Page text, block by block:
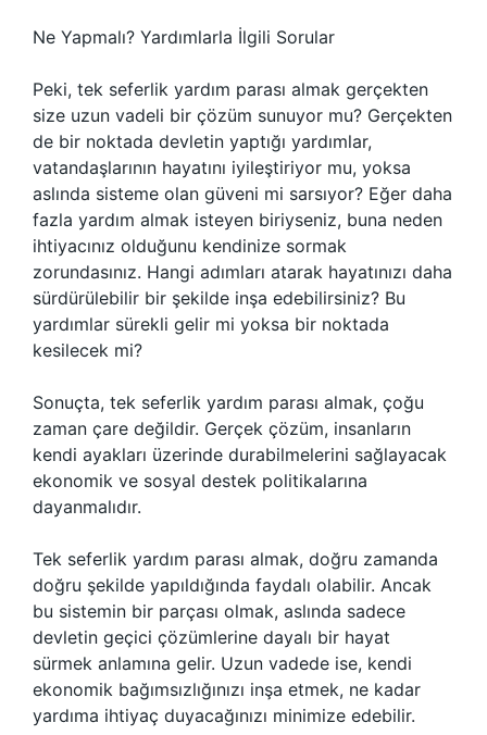
Ne Yapmalı? Yardımlarla İlgili Sorular
Peki, tek seferlik yardım parası almak gerçekten
size uzun vadeli bir çözüm sunuyor mu? Gerçekten
de bir noktada devletin yaptığı yardımlar,
vatandaşlarının hayatını iyileştiriyor mu, yoksa
aslında sisteme olan güveni mi sarsıyor? Eğer daha
fazla yardım almak isteyen biriyseniz, buna neden
ihtiyacınız olduğunu kendinize sormak
zorundasınız. Hangi adımları atarak hayatınızı daha
sürdürülebilir bir şekilde inşa edebilirsiniz? Bu
yardımlar sürekli gelir mi yoksa bir noktada
kesilecek mi?
Sonuçta, tek seferlik yardım parası almak, çoğu
zaman çare değildir. Gerçek çözüm, insanların
kendi ayakları üzerinde durabilmelerini sağlayacak
ekonomik ve sosyal destek politikalarına
dayanmalıdır.
Tek seferlik yardım parası almak, doğru zamanda
doğru şekilde yapıldığında faydalı olabilir. Ancak
bu sistemin bir parçası olmak, aslında sadece
devletin geçici çözümlerine dayalı bir hayat
sürmek anlamına gelir. Uzun vadede ise, kendi
ekonomik bağımsızlığınızı inşa etmek, ne kadar
yardıma ihtiyaç duyacağınızı minimize edebilir.